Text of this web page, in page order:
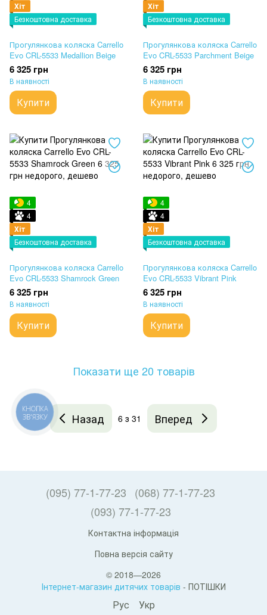
Хіт
Безкоштовна доставка
Прогулянкова коляска Carrello
Evo CRL-5533 Medallion Beige
6 325 грн
В наявності
Купити
Хіт
Безкоштовна доставка
Прогулянкова коляска Carrello
Evo CRL-5533 Parchment Beige
6 325 грн
В наявності
Купити
4
4
Хіт
Безкоштовна доставка
Прогулянкова коляска Carrello
Evo CRL-5533 Shamrock Green
6 325 грн
В наявності
Купити
4
4
Хіт
Безкоштовна доставка
Прогулянкова коляска Carrello
Evo CRL-5533 Vibrant Pink
6 325 грн
В наявності
Купити
Показати ще 20 товарів
Назад 6 з 31 Вперед
(095) 77-1-77-23
(068) 77-1-77-23
(093) 77-1-77-23
Контактна інформація
Повна версія сайту
© 2018—2026
Інтернет-магазин дитячих товарів - ПОТІШКИ
Рус Укр
КНОПКА
ЗВ'ЯЗКУ